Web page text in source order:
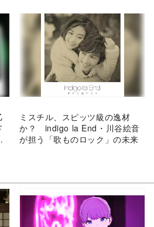
ミスチル、スピッツ級の逸材
か？ indigo la End・川谷絵音
が担う「歌ものロック」の未来